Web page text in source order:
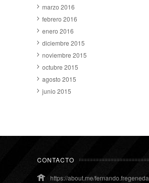
marzo 2016
febrero 2016
enero 2016
diciembre 2015
noviembre 2015
octubre 2015
agosto 2015
junio 2015
CONTACTO
https://about.me/fernando.fregeneda